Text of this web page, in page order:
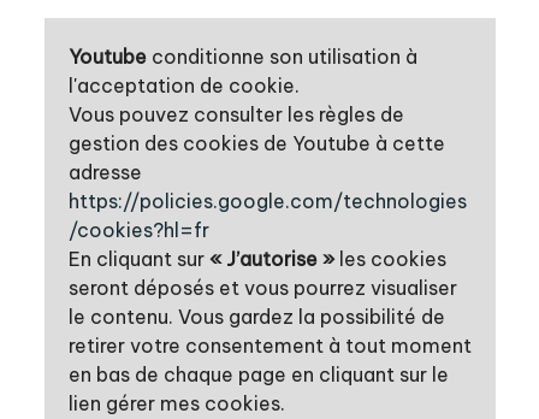
Youtubeconditionne son utilisation à
l'acceptation de cookie.
Vous pouvez consulter les règles de
gestion des cookies de Youtube à cette
adresse
https://policies.google.com/technologies
/cookies?hl=fr
En cliquant sur « J’autorise »les cookies
seront déposés et vous pourrez visualiser
le contenu. Vous gardez la possibilité de
retirer votre consentement à tout moment
en bas de chaque page en cliquant sur le
lien gérer mes cookies.